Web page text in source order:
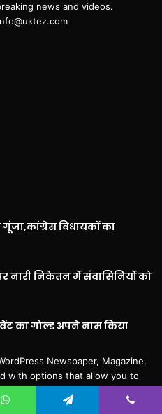
news and videos.
विधायकों का
नारी निकेतन में संवासिनियों को
का गोल्ड अपने नाम किया
Newspaper, Magazine,
with options that allow you to